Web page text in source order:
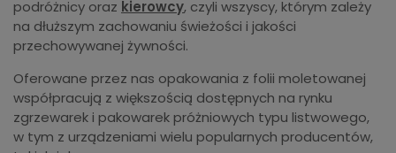
podróżnicy oraz kierowcy, czyli wszyscy, którym zależy
na dłuższym zachowaniu świeżości i jakości
przechowywanej żywności.
Oferowane przez nas opakowania z folii moletowanej
współpracują z większością dostępnych na rynku
zgrzewarek i pakowarek próżniowych typu listwowego,
w tym z urządzeniami wielu popularnych producentów,